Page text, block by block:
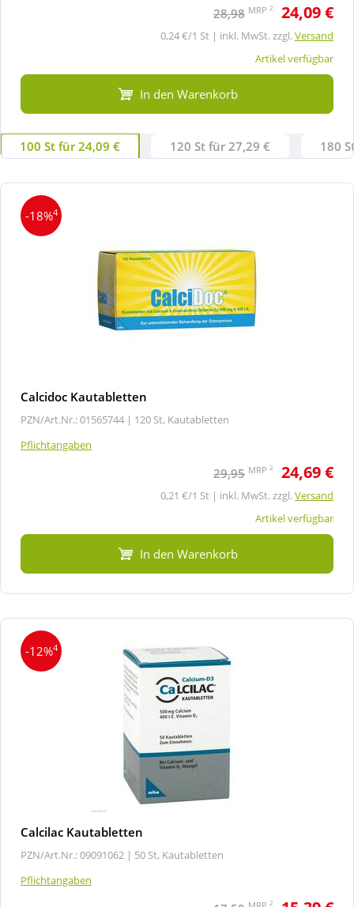
28,98 MRP 2 24,09 €
0,24 €/1 St | inkl. MwSt. zzgl.Versand
Artikel verfügbar
In den Warenkorb
100 St für 24,09 € 120 St für 27,29 € 180
-18%4
Calcidoc Kautabletten
PZN/Art.Nr.: 01565744 | 120 St, Kautabletten
Pflichtangaben
29,95 MRP 2 24,69 €
0,21 €/1 St | inkl. MwSt. zzgl.Versand
Artikel verfügbar
In den Warenkorb
-12%4
Calcilac Kautabletten
PZN/Art.Nr.: 09091062 | 50 St, Kautabletten
Pflichtangaben
2